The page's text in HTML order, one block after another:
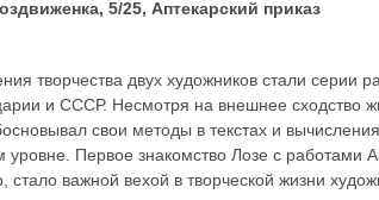
5/25, Аптекарский приказ
творчества двух художников стали серии
и СССР. Несмотря на внешнее сходство
свои методы в текстах и
уровне. Первое знакомство Лозе с работами
стало важной вехой в творческой жизни